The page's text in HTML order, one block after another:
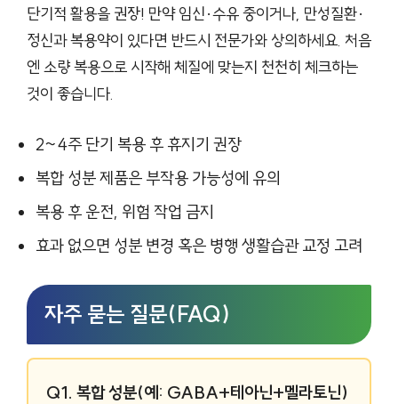
단기적 활용을 권장! 만약 임신·수유 중이거나, 만성질환·
정신과 복용약이 있다면 반드시 전문가와 상의하세요. 처음
엔 소량 복용으로 시작해 체질에 맞는지 천천히 체크하는
것이 좋습니다.
2~4주 단기 복용 후 휴지기 권장
복합 성분 제품은 부작용 가능성에 유의
복용 후 운전, 위험 작업 금지
효과 없으면 성분 변경 혹은 병행 생활습관 교정 고려
자주 묻는 질문(FAQ)
Q1. 복합 성분(예: GABA+테아닌+멜라토닌)